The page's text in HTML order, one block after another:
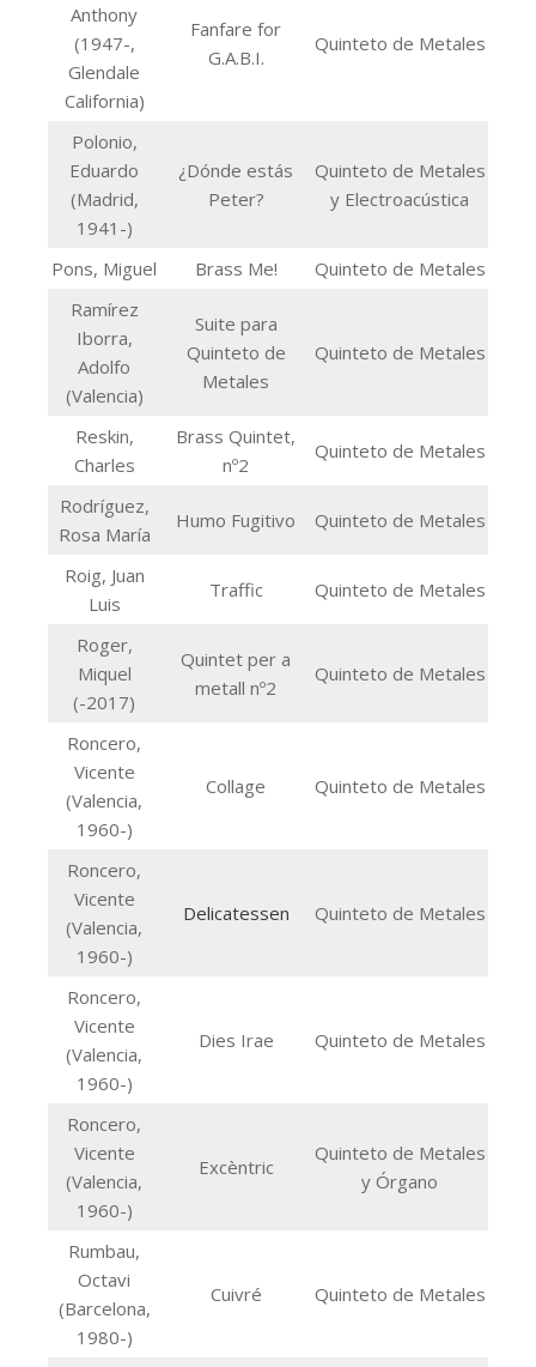
Anthony
(1947-,
Glendale
California)
Fanfare for
G.A.B.I.
Quinteto de Metales
Polonio,
Eduardo
(Madrid,
1941-)
¿Dónde estás
Peter?
Quinteto de Metales
y Electroacústica
Pons, Miguel Brass Me!
Quinteto de Metales
Ramírez
Iborra,
Adolfo
(Valencia)
Suite para
Quinteto de
Metales
Quinteto de Metales
Reskin,
Charles
Brass Quintet,
nº2
Quinteto de Metales
Rodríguez,
Rosa María
Humo Fugitivo Quinteto de Metales
Roig, Juan
Luis
Traffic Quinteto de Metales
Roger,
Miquel
(-2017)
Quintet per a
metall nº2
Quinteto de Metales
Roncero,
Vicente
(Valencia,
1960-)
Collage Quinteto de Metales
Roncero,
Vicente
(Valencia,
1960-)
Delicatessen Quinteto de Metales
Roncero,
Vicente
(Valencia,
1960-)
Dies Irae Quinteto de Metales
Roncero,
Vicente
(Valencia,
1960-)
Excèntric
Quinteto de Metales
y Órgano
Rumbau,
Octavi
(Barcelona,
1980-)
Cuivré Quinteto de Metales